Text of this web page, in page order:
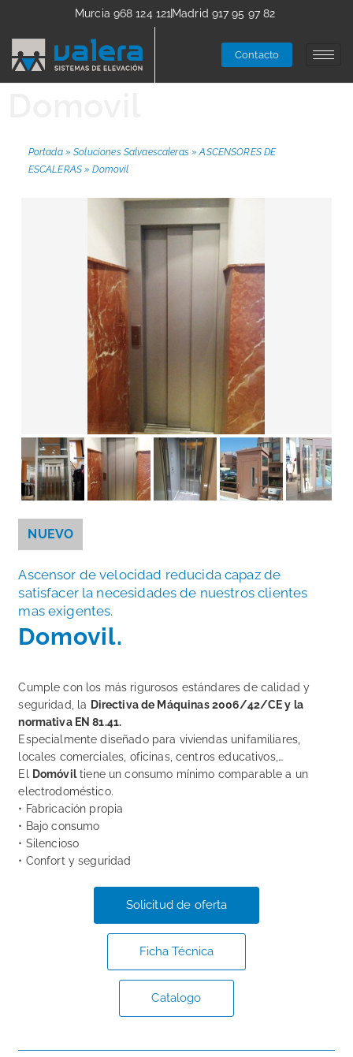
Murcia 968 124 121 Madrid 917 95 97 82
Contacto
Portada»Soluciones Salvaescaleras»ASCENSORES DE
ESCALERAS »Domovil
NUEVO
Ascensor de velocidad reducida capaz de
satisfacer la necesidades de nuestros clientes
mas exigentes.
Domovil.
Cumple con los más rigurosos estándares de calidad y
seguridad, la Directiva de Máquinas 2006/42/CE y la
normativa EN 81.41.
Especialmente diseñado para viviendas unifamiliares,
locales comerciales, oficinas, centros educativos,…
El
Domóviltiene un consumo mínimo comparable a un
electrodoméstico.
• Fabricación propia
• Bajo consumo
• Silencioso
• Confort y seguridad
Solicitud de oferta
Ficha Técnica
Catalogo